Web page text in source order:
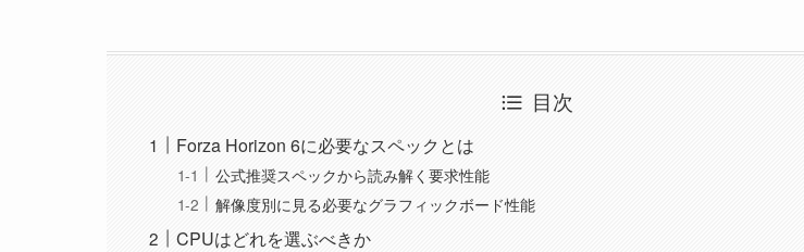
目次
Forza Horizon 6に必要なスペックとは
公式推奨スペックから読み解く要求性能
解像度別に見る必要なグラフィックボード性能
CPUはどれを選ぶべきか